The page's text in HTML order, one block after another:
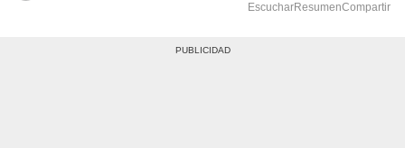
EscucharResumenCompartir